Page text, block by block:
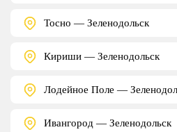
Тосно — Зеленодольск
Кириши — Зеленодольск
Лодейное Поле —
Ивангород — Зеленодольск